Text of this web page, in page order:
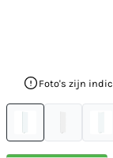
Foto's zijn